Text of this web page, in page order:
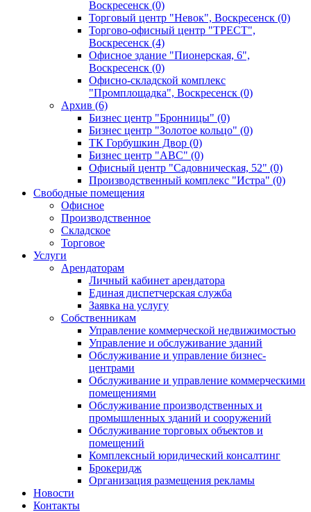
Воскресенск (0)
Торговый центр "Невок", Воскресенск (0)
Торгово-офисный центр "ТРЕСТ",
Воскресенск (4)
Офисное здание "Пионерская, 6",
Воскресенск (0)
Офисно-складской комплекс
"Промплощадка", Воскресенск (0)
Архив (6)
Бизнес центр "Бронницы" (0)
Бизнес центр "Золотое кольцо" (0)
ТК Горбушкин Двор (0)
Бизнес центр "АВС" (0)
Офисный центр "Садовническая, 52" (0)
Производственный комплекс "Истра" (0)
Свободные помещения
Офисное
Производственное
Складское
Торговое
Услуги
Арендаторам
Личный кабинет арендатора
Единая диспетчерская служба
Заявка на услугу
Собственникам
Управление коммерческой недвижимостью
Управление и обслуживание зданий
Обслуживание и управление бизнес-
центрами
Обслуживание и управление коммерческими
помещениями
Обслуживание производственных и
промышленных зданий и сооружений
Обслуживание торговых объектов и
помещений
Комплексный юридический консалтинг
Брокеридж
Организация размещения рекламы
Новости
Контакты